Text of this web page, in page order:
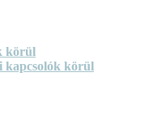
körül
kapcsolók körül